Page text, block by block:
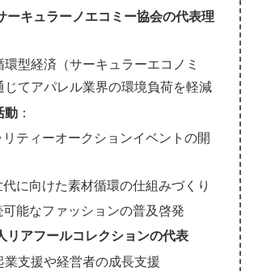
ーキュラーノエコミー協会の代表理
環型経済（サーキュラーエコノミ
じてアパレル業界の環境負荷を軽減
動 ：
リティーオークションイベントの開
代に向けた素材循環の仕組みづくり
可能なファッションの普及啓発
リアフールコレクションの代表
業支援や経営者の成長支援